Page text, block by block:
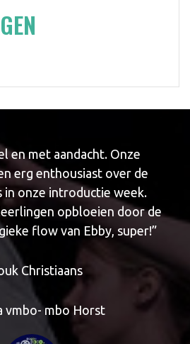
en met aandacht. Onze
erg enthousiast over de
in onze introductie week.
opbloeien door de
flow van Ebby, super!”
Christiaans
vmbo- mbo Horst